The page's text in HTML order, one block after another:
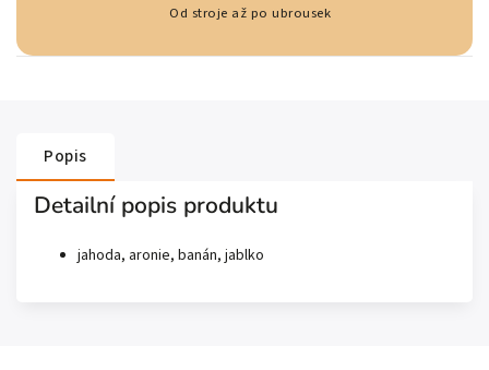
Od stroje až po ubrousek
Popis
Detailní popis produktu
jahoda, aronie, banán, jablko